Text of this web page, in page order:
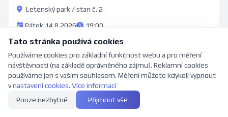
Letenský park / stan č. 2
Pátek 14.8.2026
19:00
Koupit vstupenky
SRP
Tato stránka používá cookies
Používáme cookies pro základní funkčnost webu a pro měření
návštěvnosti (na základě oprávněného zájmu). Reklamní cookies
používáme jen s vaším souhlasem. Měření můžete kdykoli vypnout
vnastavení cookies. Více informací
Pouze nezbytné
Přijmout vše